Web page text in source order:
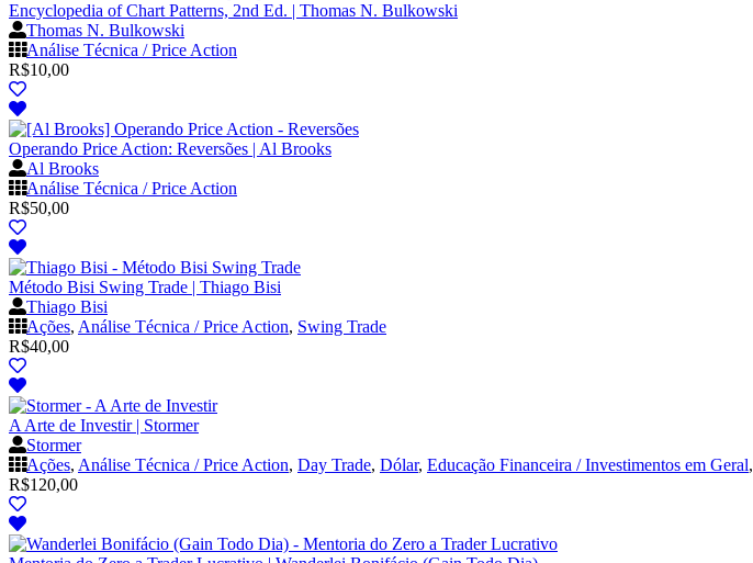
Encyclopedia of Chart Patterns, 2nd Ed. | Thomas N. Bulkowski
Thomas N. Bulkowski
Análise Técnica / Price Action
R$10,00
Operando Price Action: Reversões | Al Brooks
Al Brooks
Análise Técnica / Price Action
R$50,00
Método Bisi Swing Trade | Thiago Bisi
Thiago Bisi
Ações, Análise Técnica / Price Action, Swing Trade
R$40,00
A Arte de Investir | Stormer
Stormer
Ações, Análise Técnica / Price Action, Day Trade, Dólar, Educação Financeira / Investimentos em Geral,
R$120,00